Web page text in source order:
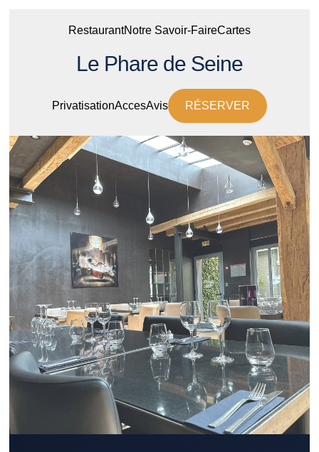
RestaurantNotre Savoir-FaireCartes
Le Phare de Seine
PrivatisationAccesAvis RÉSERVER